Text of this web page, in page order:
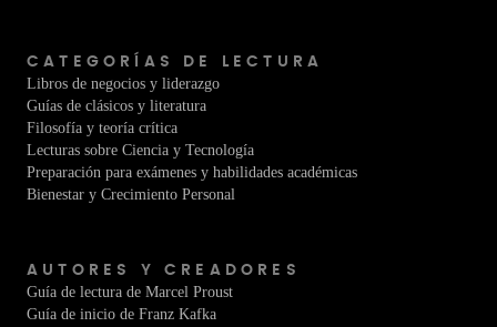
CATEGORÍAS DE LECTURA
Libros de negocios y liderazgo
Guías de clásicos y literatura
Filosofía y teoría crítica
Lecturas sobre Ciencia y Tecnología
Preparación para exámenes y habilidades académicas
Bienestar y Crecimiento Personal
AUTORES Y CREADORES
Guía de lectura de Marcel Proust
Guía de inicio de Franz Kafka